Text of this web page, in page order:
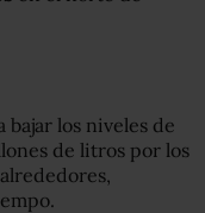
bajar los niveles de
de litros por los